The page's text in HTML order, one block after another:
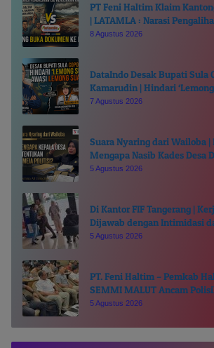
PT Feni Haltim Klaim
| LATAMLA : Narasi
Kali Kukuba, Tantang Buka
8 Agustus 2026
DataIndo Desak Bupati Sula
Kamarudin | Hindari
Lemong Suanggi’
7 Agustus 2026
Suara Nyaring dari Wailoba |
Mengapa Nasib Kades Desa
Politisi?
5 Agustus 2026
Di Kantor FIF Tangerang |
Dijawab dengan Intimidasi
5 Agustus 2026
PT. Feni Haltim – Pemkab
SEMMI MALUT Ancam
Chairul Richfat
5 Agustus 2026